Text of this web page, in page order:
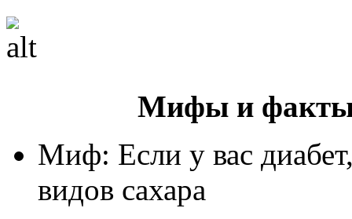
Мифы и факты
Миф: Если у вас
видов сахара